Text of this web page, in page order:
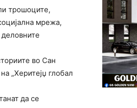
трошоците,
мрежа,
во Сан
„Херитејџ глобал
да се